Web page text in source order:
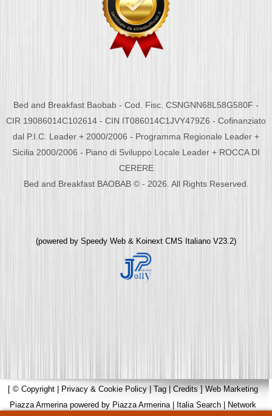
Bed and Breakfast Baobab - Cod. Fisc. CSNGNN68L58G580F -
CIR 19086014C102614 - CIN IT086014C1JVY479Z6 - Cofinanziato
dal P.I.C. Leader + 2000/2006 - Programma Regionale Leader +
Sicilia 2000/2006 - Piano di Sviluppo Locale Leader + ROCCA DI
CERERE
Bed and Breakfast BAOBAB © - 2026. All Rights Reserved.
(powered by Speedy Web & Koinext CMS Italiano V23.2)
[ © Copyright | Privacy & Cookie Policy | Tag|Credits]Web Marketing
Piazza Armerina powered by Piazza Armerina | Italia Search | Network